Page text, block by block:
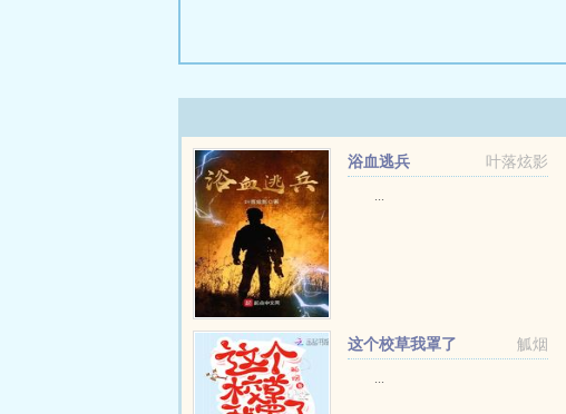
叶落炫影
浴血逃兵
...
觚烟
这个校草我罩了
...